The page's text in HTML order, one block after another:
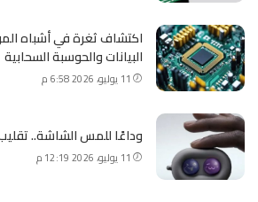
اكتشاف ثغرة في أشباه
البيانات والحوسبة السحابية
11 يوليو، 2026 6:58 م
وداعًا للمس الشاشة..
11 يوليو، 2026 12:19 م